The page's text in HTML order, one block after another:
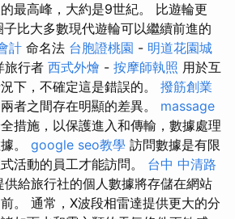
最高峰，大約是9世紀。 比遊輪更
比大多數現代遊輪可以繼續前進的
計 命名法 台胞證桃園 - 明道花園城
旅行者 西式外燴 - 按摩師執照 用於互
下，不確定這是錯誤的。 撥筋創業
者之間存在明顯的差異。 massage
措施，以保護進入和傳輸，數據處理
。 google seo教學 訪問數據是有限
活動的員工才能訪問。 台中 中清路
供給旅行社的個人數據將存儲在網站
。 通常，X波段相雷達提供更大的分